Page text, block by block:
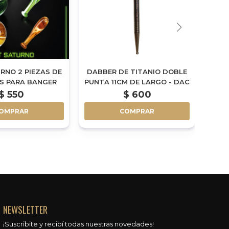
2 PIEZAS DE
PARA BANGER
550
DABBER DE TITANIO DOBLE
PUNTA 11CM DE LARGO - DAC
$ 600
COMPRAR
NEWSLETTER
¡Suscribite y recibí todas nuestras novedades!